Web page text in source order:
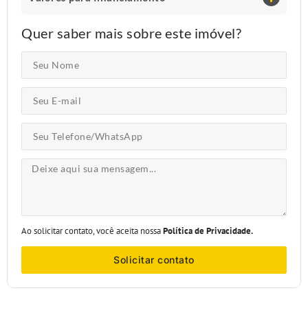
Quer saber mais sobre este imóvel?
Ao solicitar contato, você aceita nossaPolítica de Privacidade.
Solicitar contato